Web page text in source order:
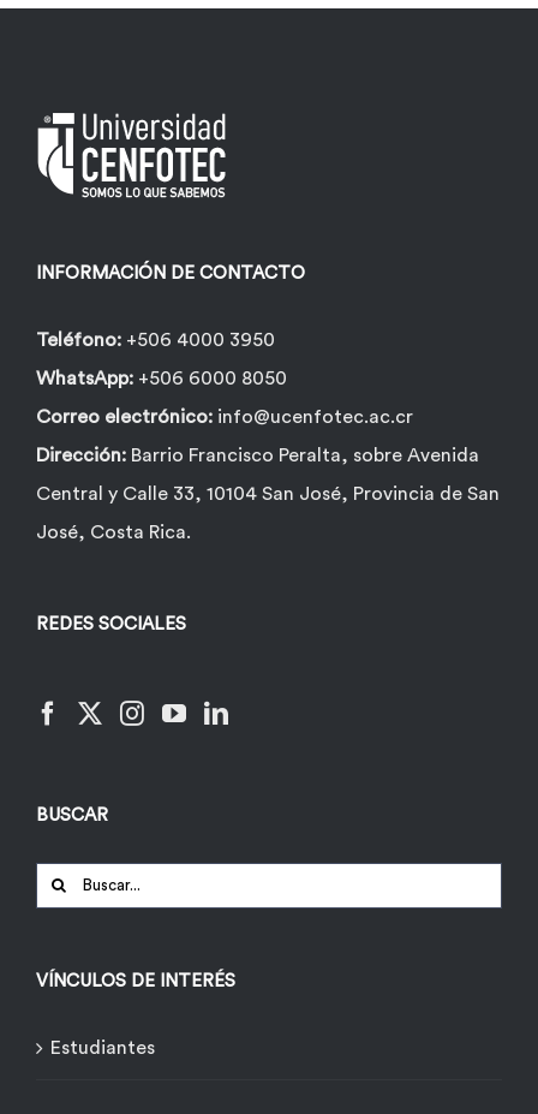
INFORMACIÓN DE CONTACTO
Teléfono: +506 4000 3950
WhatsApp: +506 6000 8050
Correo electrónico: info@ucenfotec.ac.cr
Dirección: Barrio Francisco Peralta, sobre Avenida
Central y Calle 33, 10104 San José, Provincia de San
José, Costa Rica.
REDES SOCIALES
BUSCAR
Buscar:
VÍNCULOS DE INTERÉS
Estudiantes